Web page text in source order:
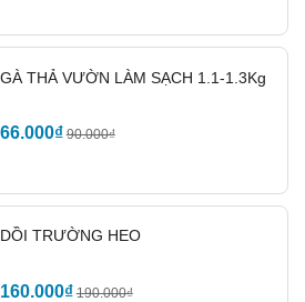
– NHÀ CUNG CẤP SỈ LẺ
TẠI TPHCM
GÀ THẢ VƯỜN LÀM SẠCH 1.1-1.3Kg
66.000₫ 90.000₫
DỒI TRƯỜNG HEO
160.000₫ 190.000₫